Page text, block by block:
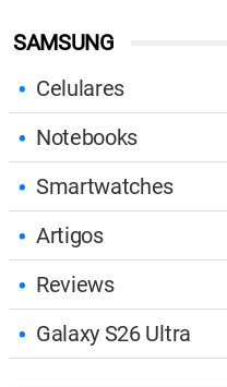
SAMSUNG
Celulares
Notebooks
Smartwatches
Artigos
Reviews
Galaxy S26 Ultra